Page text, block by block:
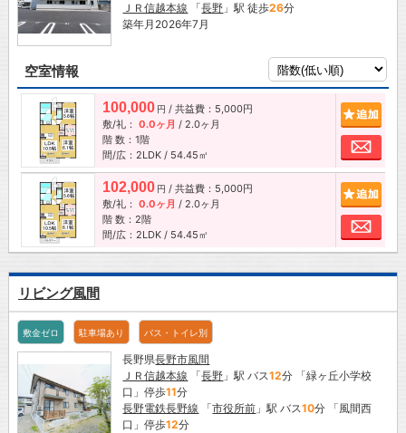
ＪＲ信越本線 「長野 」駅 徒歩26分
築年月2026年7月
空室情報
100,000 円 / 共益費：5,000円
敷/礼： 0.0ヶ月 / 2.0ヶ月
階 数：1階
間/広：2LDK / 54.45㎡
お
102,000 円 / 共益費：5,000円
敷/礼： 0.0ヶ月 / 2.0ヶ月
階 数：2階
間/広：2LDK / 54.45㎡
お
リビング風間
敷金ゼロ 駐車場あり バス・トイレ別
長野県長野市風間
ＪＲ信越本線 「長野 」駅 バス12分 「緑ヶ丘小学校
口」停歩11分
長野電鉄長野線 「市役所前 」駅 バス10分 「風間西
口」停歩12分